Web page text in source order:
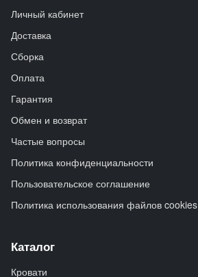
Личный кабинет
Доставка
Сборка
Оплата
Гарантия
Обмен и возврат
Частые вопросы
Политика конфиденциальности
Пользовательское соглашение
Политика использования файлов cookies
Каталог
Кровати